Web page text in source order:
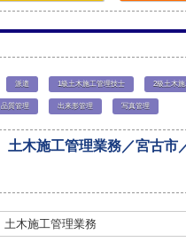
派遣 1級土木施工管理技士 2級土木
品質管理 出来形管理 写真管理
土木施工管理業務／宮古市
土木施工管理業務